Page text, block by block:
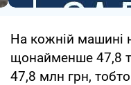
На кожній машині
щонайменше 47,8
47,8 млн грн,